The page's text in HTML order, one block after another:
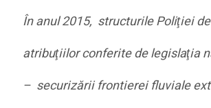
În anul 2015, structurile Poliţiei
atribuţiilor conferite de legislaţia
– securizării frontierei fluviale